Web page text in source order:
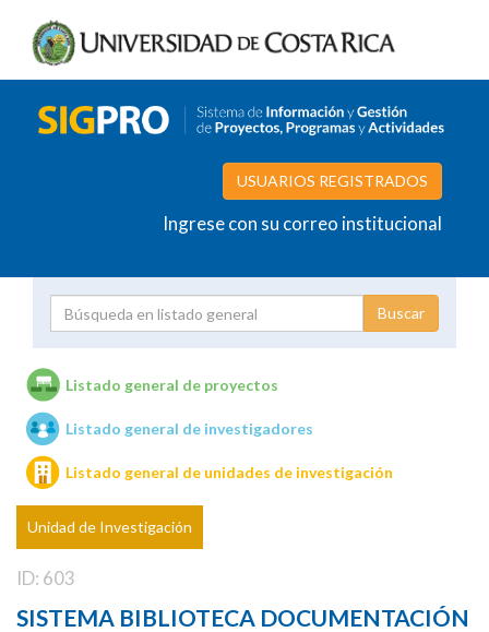
USUARIOS REGISTRADOS
Ingrese con su correo institucional
Unidades de investigación
Listado general de proyectos
Listado general de investigadores
Listado general de unidades de investigación
Unidad de Investigación
ID: 603
SISTEMA BIBLIOTECA DOCUMENTACIÓN